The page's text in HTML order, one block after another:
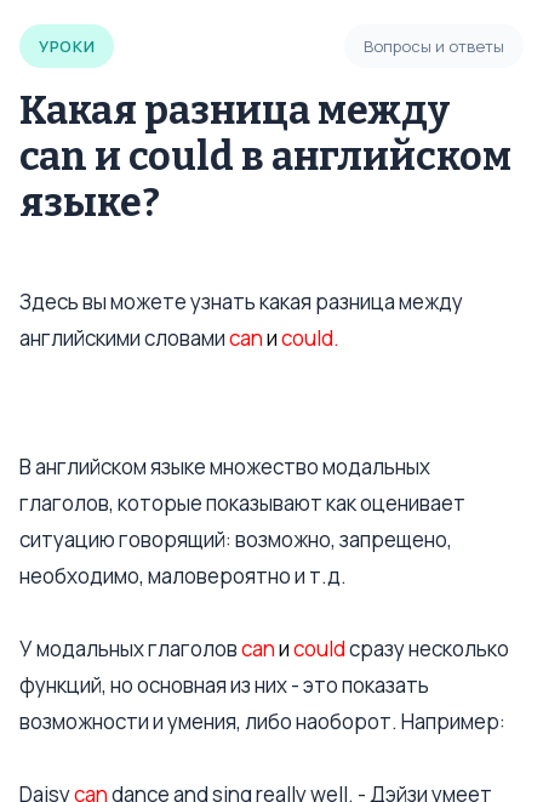
УРОКИ Вопросы и ответы
Какая разница между
can и could в английском
языке?
Здесь вы можете узнать какая разница между
английскими словамиcanиcould.
В английском языке множество модальных
глаголов, которые показывают как оценивает
ситуацию говорящий: возможно, запрещено,
необходимо, маловероятно и т.д.
У модальных глаголовcanиcouldсразу несколько
функций, но основная из них - это показать
возможности и умения, либо наоборот. Например:
Daisycandance and sing really well. - Дэйзи умеет